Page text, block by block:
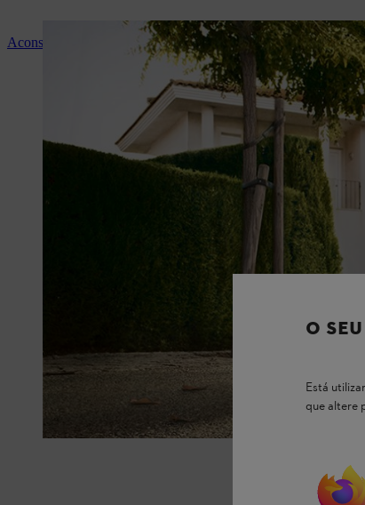
Aconselhamento e instruções sobre os produtos
O
Está
que altere